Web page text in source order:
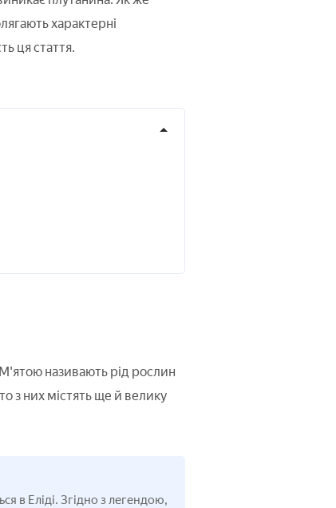
характерні
ця стаття.
називають рід рослин
з них містять ще й велику
в Еліді. Згідно з легендою,